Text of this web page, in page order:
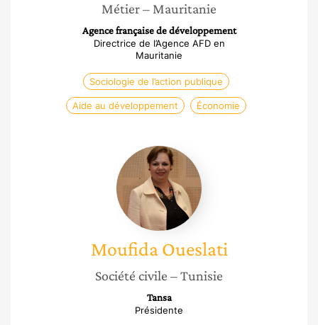
Métier– Mauritanie
Agence française de développement
Directrice de l’Agence AFD en
Mauritanie
Sociologie de l’action publique
Aide au développement Économie
Moufida
Oueslati
Moufida Oueslati
Société civile – Tunisie
Tansa
Présidente